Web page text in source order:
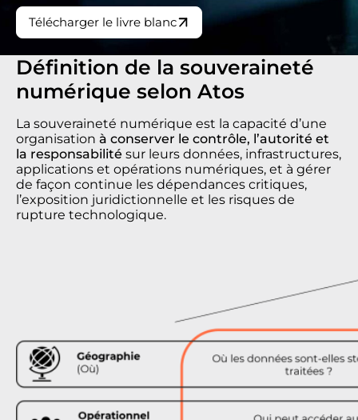
Télécharger le livre blanc
Définition de la souveraineté
numérique selon Atos
La souveraineté numérique est la capacité d’une
organisation à conserver le contrôle, l’autorité et
la responsabilité sur leurs données, infrastructures,
applications et opérations numériques, et à gérer
de façon continue les dépendances critiques,
l’exposition juridictionnelle et les risques de
rupture technologique.